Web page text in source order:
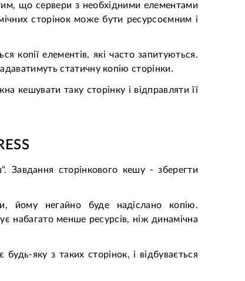
що сервери з необхідними елементами
сторінок може бути ресурсоємним і
копії елементів, які часто запитуються.
статичну копію сторінки.
кешувати таку сторінку і відправляти її
Завдання сторінкового кешу - зберегти
йому негайно буде надіслано копію.
набагато менше ресурсів, ніж динамічна
яку з таких сторінок, і відбувається